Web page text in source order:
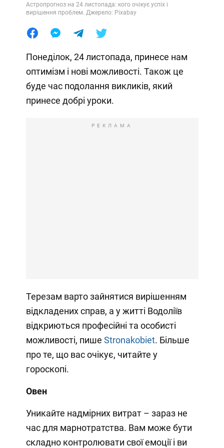
Астропрогноз на 24 листопада: кого очікує успіх і
вирішення проблем. Джерело: Pixabay
Понеділок, 24 листопада, принесе нам
оптимізм і нові можливості. Також це
буде час подолання викликів, який
принесе добрі уроки.
РЕКЛАМА
Терезам варто зайнятися вирішенням
відкладених справ, а у житті Водоліїв
відкриються професійні та особисті
можливості, пише Stronakobiet. Більше
про те, що вас очікує, читайте у
гороскопі.
Овен
Уникайте надмірних витрат – зараз не
час для марнотратства. Вам може бути
складно контролювати свої емоції і ви